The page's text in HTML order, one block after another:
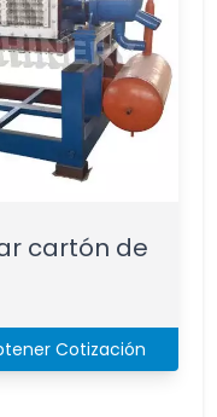
cartón de
Cotización